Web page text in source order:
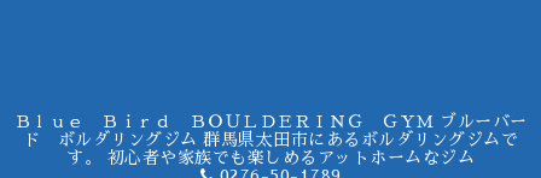
Ｂｌｕｅ Ｂｉｒｄ ＢＯＵＬＤＥＲＩＮＧ ＧＹＭ ブルーバー
ド ボルダリングジム 群馬県太田市にあるボルダリングジムで
す。 初心者や家族でも楽しめるアットホームなジム